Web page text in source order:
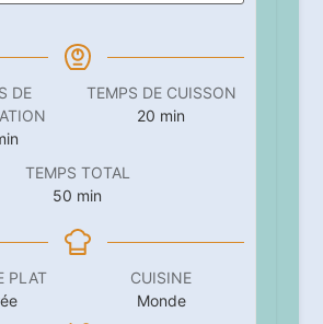
DE
TEMPS DE CUISSON
20 minutes
min
TEMPS TOTAL
50 minutes
min
PLAT
CUISINE
Monde